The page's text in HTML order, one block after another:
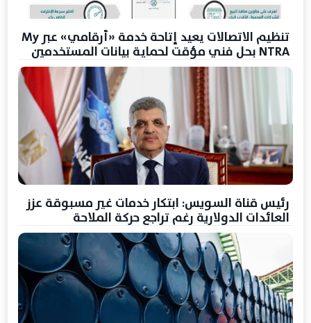
تنظيم الاتصالات يعيد إتاحة خدمة «أرقامي» عبر My
NTRA بحل فني مؤقت لحماية بيانات المستخدمين
رئيس قناة السويس: ابتكار خدمات غير مسبوقة عزز
العائدات الدولارية رغم تراجع حركة الملاحة